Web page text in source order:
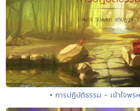
• การปฏิบัติธรรม - เข้าใจพร